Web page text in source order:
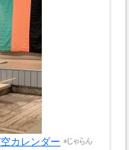
カレンダー